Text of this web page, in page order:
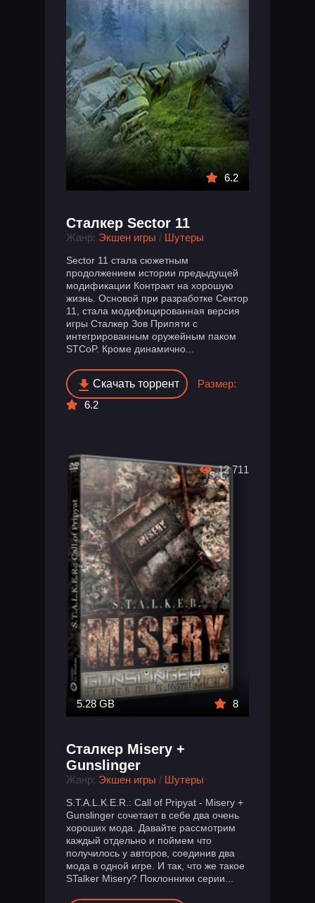
6.2
Сталкер Sector 11
Жанр: Экшен игры / Шутеры
Sector 11 стала сюжетным
продолжением истории предыдущей
модификации Контракт на хорошую
жизнь. Основой при разработке Сектор
11, стала модифицированная версия
игры Сталкер Зов Припяти с
интегрированным оружейным паком
STCoP. Кроме динамично...
Скачать торрент
Размер:
6.2
5.28 GB 8
Сталкер Misery +
Gunslinger
Жанр: Экшен игры / Шутеры
S.T.A.L.K.E.R.: Call of Pripyat - Misery +
Gunslinger сочетает в себе два очень
хороших мода. Давайте рассмотрим
каждый отдельно и поймем что
получилось у авторов, соединив два
мода в одной игре. И так, что же такое
STalker Misery? Поклонники серии...
12 711